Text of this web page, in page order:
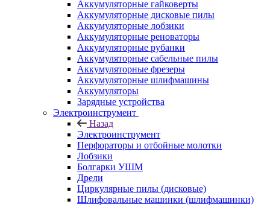
Аккумуляторные гайковерты
Аккумуляторные дисковые пилы
Аккумуляторные лобзики
Аккумуляторные реноваторы
Аккумуляторные рубанки
Аккумуляторные сабельные пилы
Аккумуляторные фрезеры
Аккумуляторные шлифмашины
Аккумуляторы
Зарядные устройства
Электроинструмент
Назад
Электроинструмент
Перфораторы и отбойные молотки
Лобзики
Болгарки УШМ
Дрели
Циркулярные пилы (дисковые)
Шлифовальные машинки (шлифмашинки)